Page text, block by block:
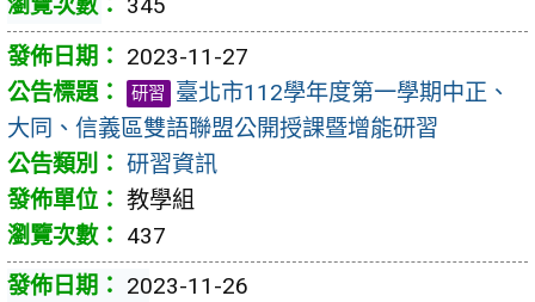
345
2023-11-27
研習
臺北市112學年度第一學期中正、
大同、信義區雙語聯盟公開授課暨增能研習
研習資訊
教學組
437
2023-11-26